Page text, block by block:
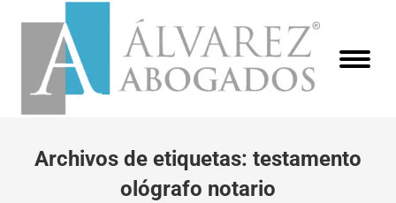
Archivos de etiquetas: testamento
ológrafo notario